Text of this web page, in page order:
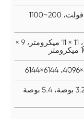
80~1000 إلكترون فولت، 200~1100
6.5 × 6.5 ميكرومتر، 11 × 11 ميكرومتر، 9 ×